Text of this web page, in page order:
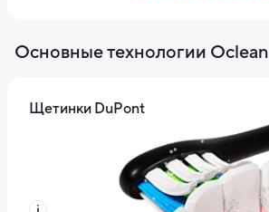
Основные технологии Oclean
Щетинки DuPont